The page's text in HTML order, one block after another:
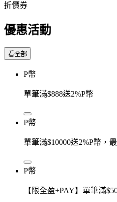
折價券
優惠活動
看全部
P幣
單筆滿$888送2%P幣
P幣
單筆滿$10000送2%P幣，
P幣
【限全盈+PAY】單筆滿